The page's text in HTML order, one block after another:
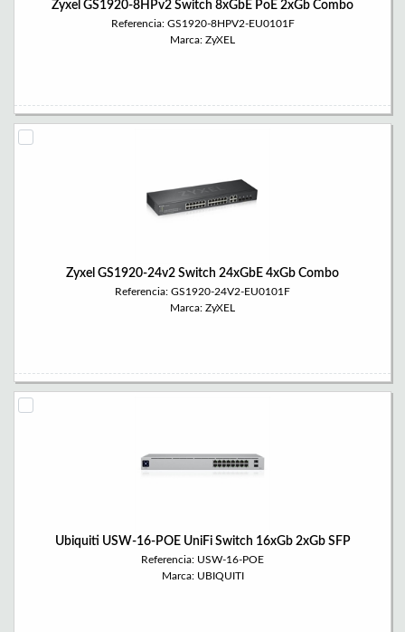
Zyxel GS1920-8HPv2 Switch 8xGbE PoE 2xGb Combo
Referencia: GS1920-8HPV2-EU0101F
Marca: ZyXEL
Zyxel GS1920-24v2 Switch 24xGbE 4xGb Combo
Referencia: GS1920-24V2-EU0101F
Marca: ZyXEL
Ubiquiti USW-16-POE UniFi Switch 16xGb 2xGb SFP
Referencia: USW-16-POE
Marca: UBIQUITI